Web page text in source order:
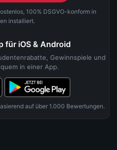
100% DSGVO-konform in
installiert.
für iOS & Android
Gewinnspiele und
in einer App.
auf über 1.000 Bewertungen.